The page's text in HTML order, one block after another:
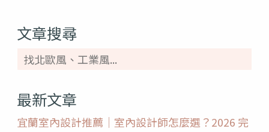
文章搜尋
最新文章
宜蘭室內設計推薦｜室內設計師怎麼選？2026 完